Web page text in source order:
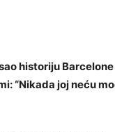
historiju Barcelone
“Nikada joj neću